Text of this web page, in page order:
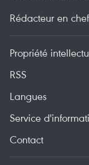
Rédacteur en
Propriété
RSS
Langues
Service
Contact